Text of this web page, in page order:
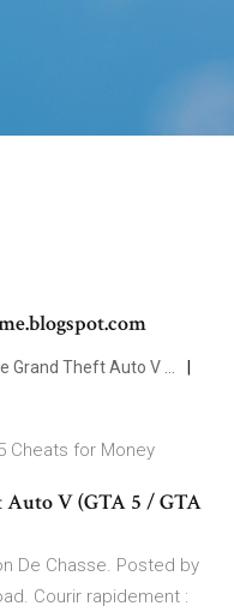
Grand Theft Auto V ...
Cheats for Money
Auto V (GTA 5 / GTA
De Chasse. Posted by
Courir rapidement :